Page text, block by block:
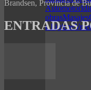
Automotor
obrasMasajes
e higiene
Brandsen, Provincia de
ENTRADAS